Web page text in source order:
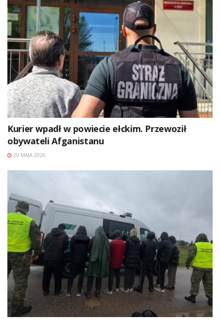
Kurier wpadł w powiecie ełckim. Przewoził
obywateli Afganistanu
20 MAJA 2026